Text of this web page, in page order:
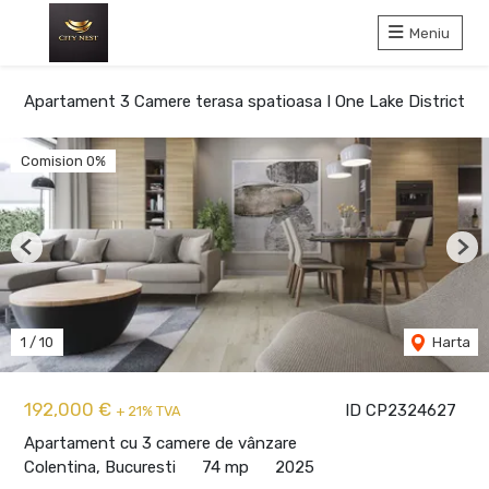
Meniu
Apartament 3 Camere terasa spatioasa I One Lake District
ID CP2324627
192,000 € + 21% TVA
Apartament cu 3 camere de vânzare
Colentina, Bucuresti
74 mp 2025
Comision 0%
1 / 10 Harta
Previous